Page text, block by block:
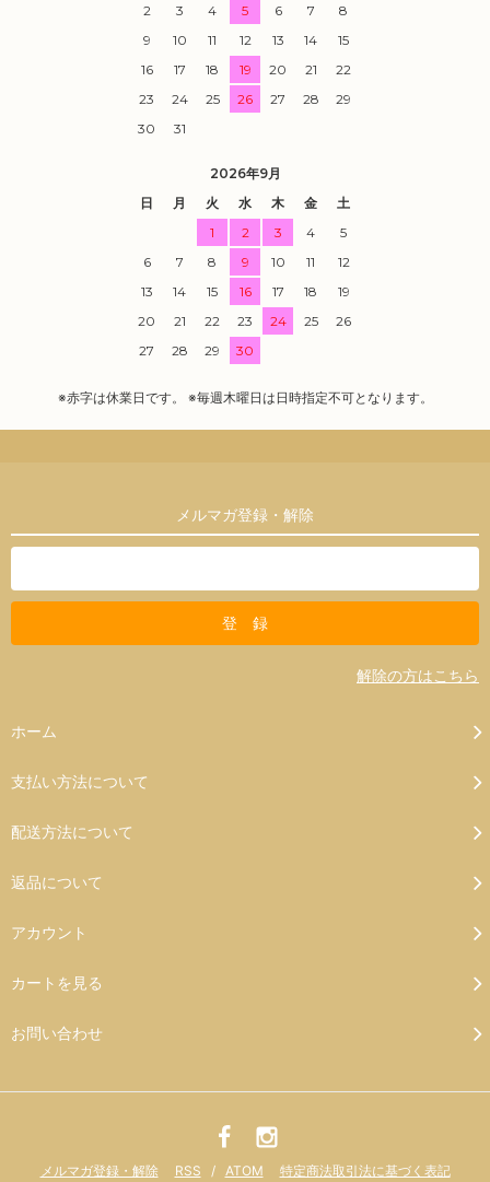
2
3 4 5 6 7
8
9
10 11 12 13 14
15
16
17 18 19 20 21
22
23
24 25 26 27 28
29
30
31
2026年9月
日
月 火 水 木 金
土
1
2 3 4
5
6
7 8 9 10 11
12
13
14 15 16 17 18
19
20
21 22 23 24 25
26
27
28 29 30
※赤字は休業日です。 ※毎週木曜日は日時指定不可となります。
メルマガ登録・解除
解除の方はこちら
ホーム
支払い方法について
配送方法について
返品について
アカウント
カートを見る
お問い合わせ
メルマガ登録・解除 RSS / ATOM 特定商法取引法に基づく表記